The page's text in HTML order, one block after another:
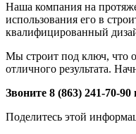
Наша компания на
использования его в
квалифицированный
Мы строит под ключ, что
отличного результата.
Звоните 8 (863) 241-70-
Поделитесь этой